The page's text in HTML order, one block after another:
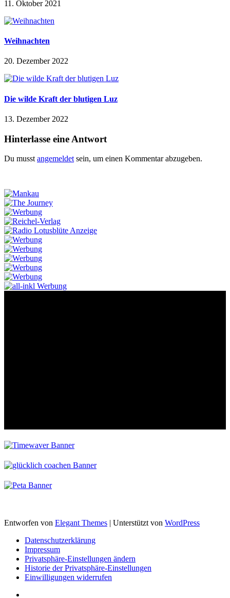
11. Oktober 2021
Weihnachten
20. Dezember 2022
Die wilde Kraft der blutigen Luz
13. Dezember 2022
Hinterlasse eine Antwort
Du musst angemeldet sein, um einen Kommentar abzugeben.
Entworfen von Elegant Themes | Unterstützt von WordPress
Datenschutzerklärung
Impressum
Privatsphäre-Einstellungen ändern
Historie der Privatsphäre-Einstellungen
Einwilligungen widerrufen